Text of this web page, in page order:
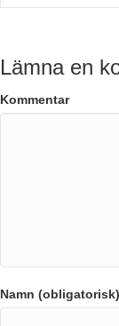
Lämna en
Kommentar
Namn (obligatorisk)